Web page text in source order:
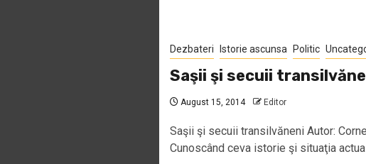
Dezbateri Istorie ascunsa Politic
Saşii şi secuii
August 15, 2014 Editor
Saşii şi secuii transilvăneni Autor:
Cunoscând ceva istorie şi situaţia